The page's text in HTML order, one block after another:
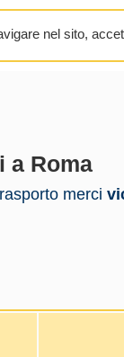
nel sito,
a Roma
merci